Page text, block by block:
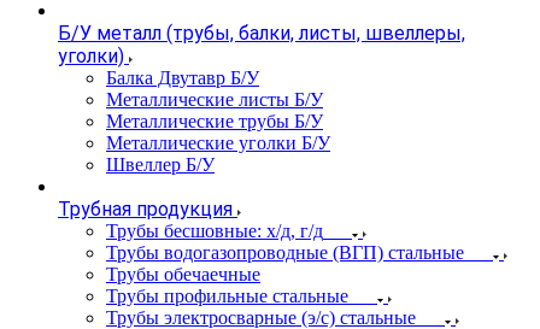
Б/У металл (трубы, балки, листы, швеллеры,
уголки)
Балка Двутавр Б/У
Металлические листы Б/У
Металлические трубы Б/У
Металлические уголки Б/У
Швеллер Б/У
Трубная продукция
Трубы бесшовные: х/д, г/д
Трубы водогазопроводные (ВГП) стальные
Трубы обечаечные
Трубы профильные стальные
Трубы электросварные (э/с) стальные